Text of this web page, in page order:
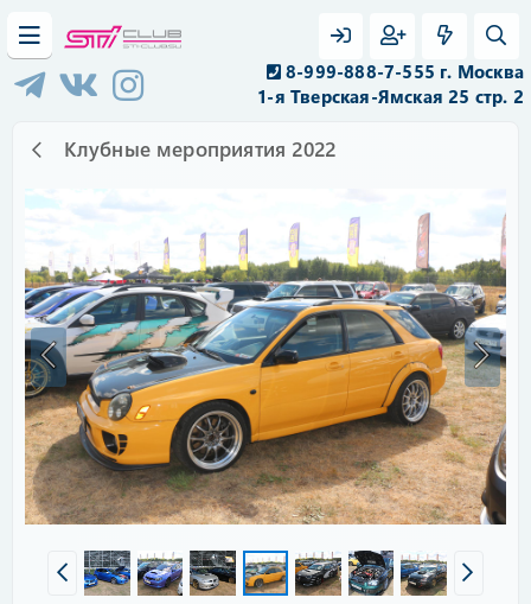
8-999-888-7-555 г. Москва
1-я Тверская-Ямская 25 стр. 2
Клубные мероприятия 2022